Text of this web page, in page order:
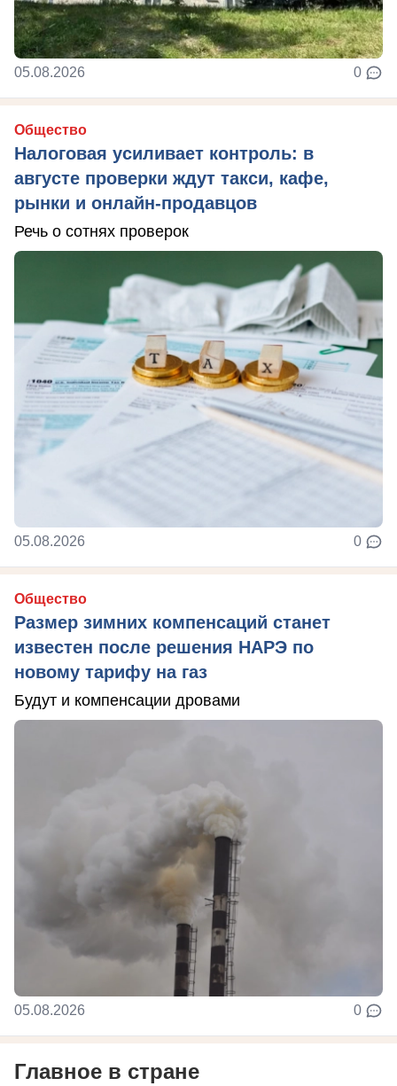
05.08.2026 0
Общество
Налоговая усиливает контроль: в
августе проверки ждут такси, кафе,
рынки и онлайн-продавцов
Речь о сотнях проверок
05.08.2026 0
Общество
Размер зимних компенсаций станет
известен после решения НАРЭ по
новому тарифу на газ
Будут и компенсации дровами
05.08.2026 0
Главное в стране